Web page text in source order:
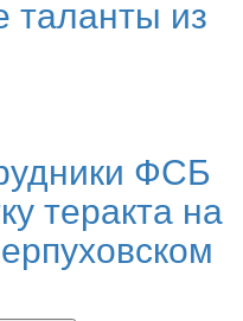
таланты из
ФСБ
теракта на